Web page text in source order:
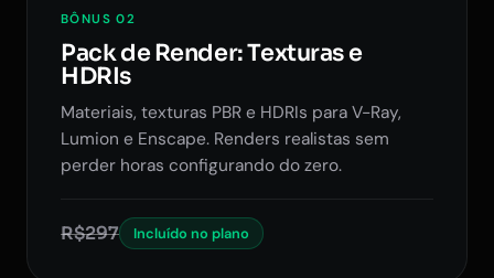
BÔNUS 02
Pack de Render: Texturas e
HDRIs
Materiais, texturas PBR e HDRIs para V-Ray,
Lumion e Enscape. Renders realistas sem
perder horas configurando do zero.
R$297 Incluído no plano